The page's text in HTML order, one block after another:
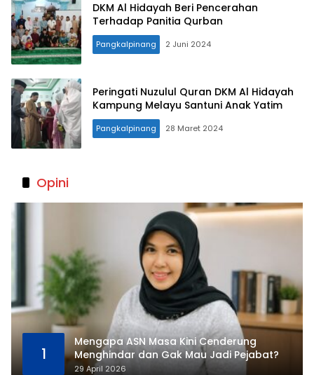
DKM Al Hidayah Beri Pencerahan
Terhadap Panitia Qurban
Pangkalpinang 2 Juni 2024
Peringati Nuzulul Quran DKM Al Hidayah
Kampung Melayu Santuni Anak Yatim
Pangkalpinang 28 Maret 2024
Opini
1
Mengapa ASN Masa Kini Cenderung
Menghindar dan Gak Mau Jadi Pejabat?
29 April 2026